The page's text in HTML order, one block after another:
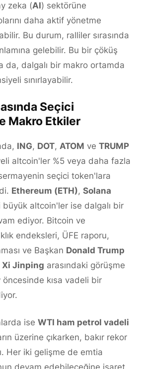
zeka (AI) sektörüne
daha aktif yönetme
Bu durum, ralliler sırasında
gelebilir. Bu bir çöküş
da, dalgalı bir makro ortamda
sınırlayabilir.
Seçici
Makro Etkiler
ING, DOT, ATOM ve TRUMP
altcoin'ler %5 veya daha fazla
seçici token'lara
Ethereum (ETH), Solana
büyük altcoin'ler ise dalgalı bir
ediyor. Bitcoin ve
endeksleri, ÜFE raporu,
ve Başkan Donald Trump
Xi Jinping arasındaki görüşme
kısa vadeli bir
ise WTI ham petrol vadeli
üzerine çıkarken, bakır rekor
Her iki gelişme de emtia